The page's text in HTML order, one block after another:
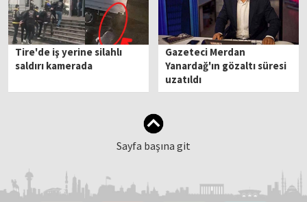
Tire'de iş yerine silahlı
saldırı kamerada
Gazeteci Merdan
Yanardağ'ın gözaltı süresi
uzatıldı
Sayfa başına git